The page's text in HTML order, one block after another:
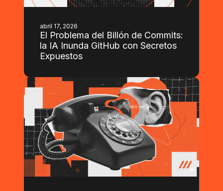
abril 17, 2026
El Problema del Billón de Commits:
la IA Inunda GitHub con Secretos
Expuestos